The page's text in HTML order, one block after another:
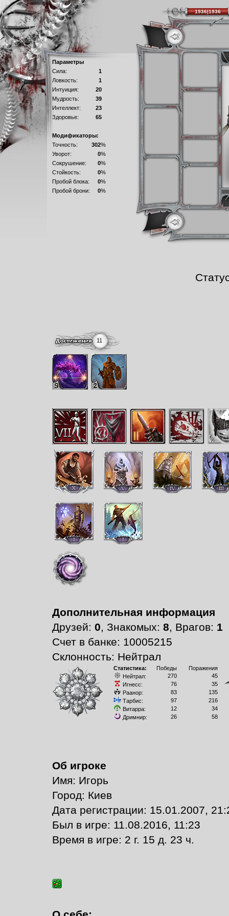
Параметры
Сила:
1
Ловкость:
1
Интуиция:
20
Мудрость:
39
Интеллект:
23
Здоровье:
65
Модификаторы:
Точность:
302%
Уворот:
0%
Сокрушение:
0%
Стойкость:
0%
Пробой блока:
0%
Пробой брони:
0%
11
Дополнительная информация
Друзей: 0, Знакомых: 8, Врагов: 1
Счет в банке: 10005215
Склонность: Нейтрал
Статистика: Победы
Поражения
Нейтрал:
270
45
Игнесс:
76
35
Раанор:
83
135
Тарбис:
97
216
Витарра:
12
34
Дримнир:
26 58
Об игроке
Имя: Игорь
Город: Киев
Дата регистрации: 15.01.2007,
Был в игре: 11.08.2016, 11:23
Время в игре: 2 г. 15 д. 23 ч.
1936|1936